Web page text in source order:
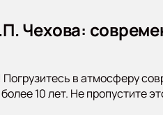
Чехова:
в атмосферу
10 лет. Не пропустите